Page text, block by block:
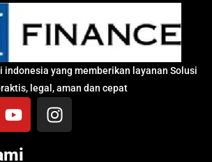
indonesia yang memberikan layanan Solusi
legal, aman dan cepat